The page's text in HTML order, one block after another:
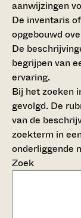
aanwijzingen
De inventaris
opgebouwd
De
begrijpen van
ervaring.
Bij het zoeken
gevolgd. De
van de
zoekterm in
onderliggende
Zoek